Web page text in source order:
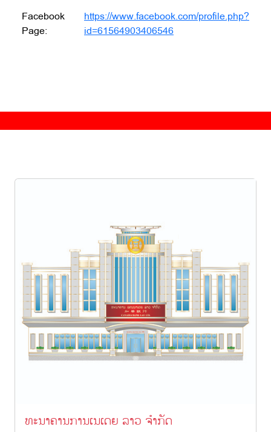
Facebook
Page:
https://www.facebook.com/profile.php?
id=61564903406546
ທະນາຄານການເນເດຍ ລາວ ຈຳກັດ